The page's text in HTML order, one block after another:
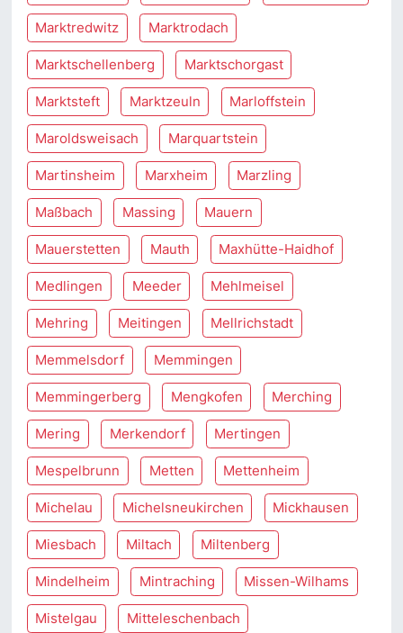
Marktredwitz Marktrodach
Marktschellenberg Marktschorgast
Marktsteft Marktzeuln Marloffstein
Maroldsweisach Marquartstein
Martinsheim Marxheim Marzling
Maßbach Massing Mauern
Mauerstetten Mauth Maxhütte-Haidhof
Medlingen Meeder Mehlmeisel
Mehring Meitingen Mellrichstadt
Memmelsdorf Memmingen
Memmingerberg Mengkofen Merching
Mering Merkendorf Mertingen
Mespelbrunn Metten Mettenheim
Michelau Michelsneukirchen Mickhausen
Miesbach Miltach Miltenberg
Mindelheim Mintraching Missen-Wilhams
Mistelgau Mitteleschenbach